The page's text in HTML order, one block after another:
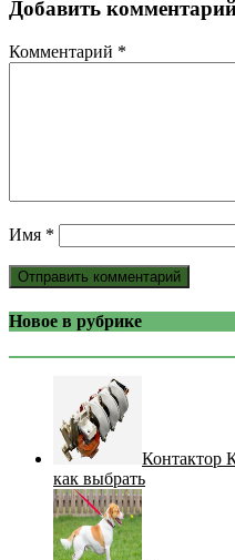
Добавить
Комментарий *
Имя *
Новое в рубрике
Контактор
как выбрать